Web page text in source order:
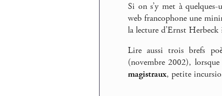
Si on s’y met à quelques-
web francophone une
la lecture d’Ernst Herbeck
Lire aussi trois brefs
(novembre 2002),
magistraux, petite